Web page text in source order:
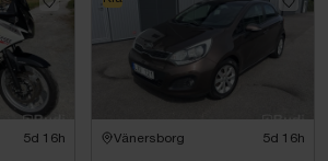
5d 16h Vänersborg 5d 16h